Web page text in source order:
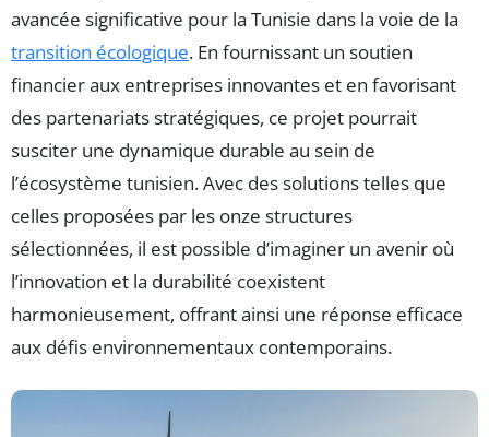
avancée significative pour la Tunisie dans la voie de la
transition écologique. En fournissant un soutien
financier aux entreprises innovantes et en favorisant
des partenariats stratégiques, ce projet pourrait
susciter une dynamique durable au sein de
l’écosystème tunisien. Avec des solutions telles que
celles proposées par les onze structures
sélectionnées, il est possible d’imaginer un avenir où
l’innovation et la durabilité coexistent
harmonieusement, offrant ainsi une réponse efficace
aux défis environnementaux contemporains.